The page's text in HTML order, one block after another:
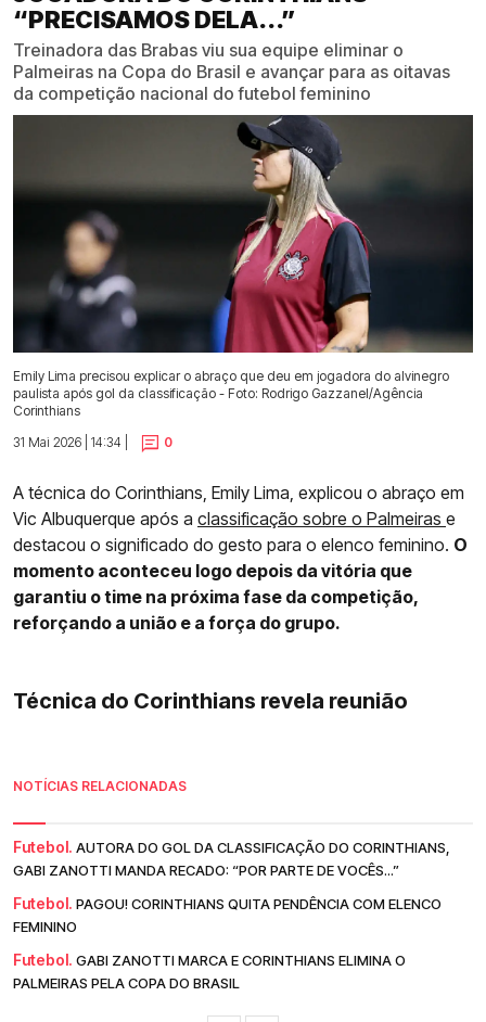
“PRECISAMOS DELA...”
Treinadora das Brabas viu sua equipe eliminar o
Palmeiras na Copa do Brasil e avançar para as oitavas
da competição nacional do futebol feminino
Emily Lima precisou explicar o abraço que deu em jogadora do alvinegro
paulista após gol da classificação - Foto: Rodrigo Gazzanel/Agência
Corinthians
31 Mai 2026 | 14:34 |
0
A técnica do Corinthians, Emily Lima, explicou o abraço em
Vic Albuquerque após a classificação sobre o Palmeiras e
destacou o significado do gesto para o elenco feminino. O
momento aconteceu logo depois da vitória que
garantiu o time na próxima fase da competição,
reforçando a união e a força do grupo.
Técnica do Corinthians revela reunião
NOTÍCIAS RELACIONADAS
Futebol. AUTORA DO GOL DA CLASSIFICAÇÃO DO CORINTHIANS,
GABI ZANOTTI MANDA RECADO: “POR PARTE DE VOCÊS...”
Futebol. PAGOU! CORINTHIANS QUITA PENDÊNCIA COM ELENCO
FEMININO
Futebol. GABI ZANOTTI MARCA E CORINTHIANS ELIMINA O
PALMEIRAS PELA COPA DO BRASIL